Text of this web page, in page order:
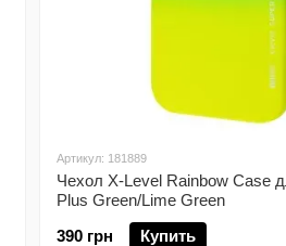
Артикул: 181889
Чехол X-Level Rainbow Case
Plus Green/Lime Green
390 грн
Купить